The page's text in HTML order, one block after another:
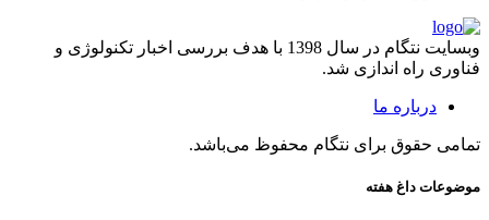
وبسایت نتگام در سال 1398 با هدف بررسی اخبار تکنولوژی و
فناوری راه اندازی شد.
درباره ما
تمامی حقوق برای نتگام محفوظ می‌باشد.
موضوعات داغ هفته